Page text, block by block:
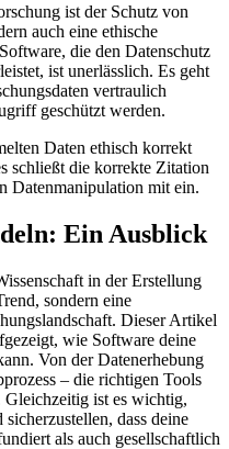
ist der Schutz von
auch eine ethische
die den Datenschutz
ist unerlässlich. Es geht
vertraulich
geschützt werden.
Daten ethisch korrekt
schließt die korrekte Zitation
Datenmanipulation mit ein.
Ein Ausblick
in der Erstellung
sondern eine
Dieser Artikel
wie Software deine
Von der Datenerhebung
– die richtigen Tools
Gleichzeitig ist es wichtig,
dass deine
als auch gesellschaftlich